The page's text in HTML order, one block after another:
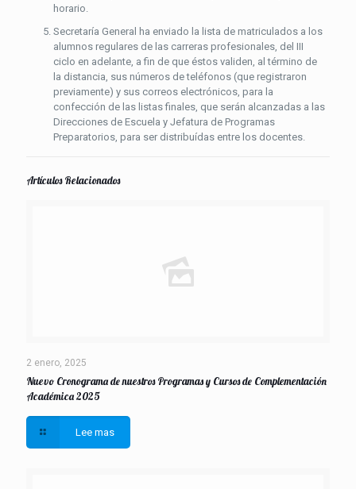
horario.
Secretaría General ha enviado la lista de matriculados a los
alumnos regulares de las carreras profesionales, del III
ciclo en adelante, a fin de que éstos validen, al término de
la distancia, sus números de teléfonos (que registraron
previamente) y sus correos electrónicos, para la
confección de las listas finales, que serán alcanzadas a las
Direcciones de Escuela y Jefatura de Programas
Preparatorios, para ser distribuídas entre los docentes.
Artículos Relacionados
2 enero, 2025
Nuevo Cronograma de nuestros Programas y Cursos de Complementación
Académica 2025
Lee mas